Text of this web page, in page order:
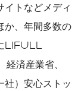
イトなどメディ
か、年間多数の
LIFULL
済産業省、
社）安心ストッ